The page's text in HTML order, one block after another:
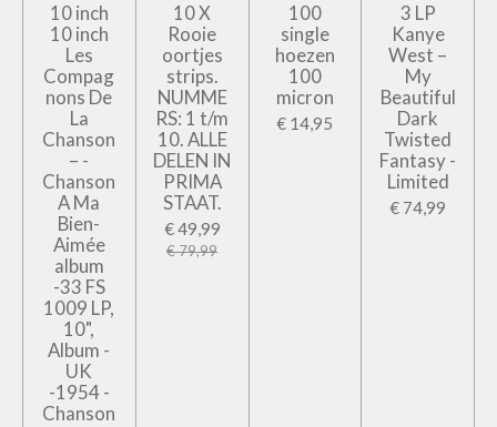
10 inch
10 inch
Les
Compag
nons De
La
Chanson
– -
Chanson
A Ma
Bien-
Aimée
album
-33 FS
1009 LP,
10",
Album -
UK
-1954 -
Chanson
10 X
Rooie
oortjes
strips.
NUMME
RS: 1 t/m
10. ALLE
DELEN IN
PRIMA
STAAT.
€ 49,99
€ 79,99
100
single
hoezen
100
micron
€ 14,95
3 LP
Kanye
West –
My
Beautiful
Dark
Twisted
Fantasy -
Limited
€ 74,99